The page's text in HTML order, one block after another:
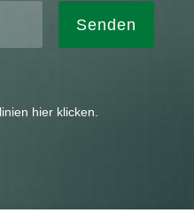
Senden
hier klicken.